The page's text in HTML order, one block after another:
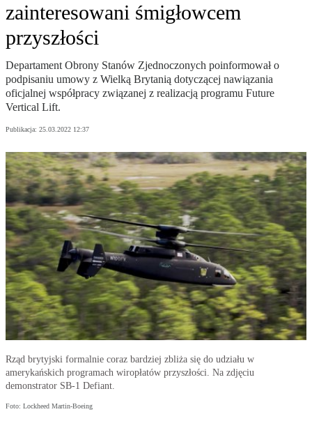
zainteresowani śmigłowcem
przyszłości
Departament Obrony Stanów Zjednoczonych poinformował o
podpisaniu umowy z Wielką Brytanią dotyczącej nawiązania
oficjalnej współpracy związanej z realizacją programu Future
Vertical Lift.
Publikacja: 25.03.2022 12:37
Rząd brytyjski formalnie coraz bardziej zbliża się do udziału w
amerykańskich programach wiropłatów przyszłości. Na zdjęciu
demonstrator SB-1 Defiant.
Foto: Lockheed Martin-Boeing